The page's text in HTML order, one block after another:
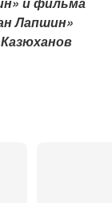
Лапшин»
Павловой